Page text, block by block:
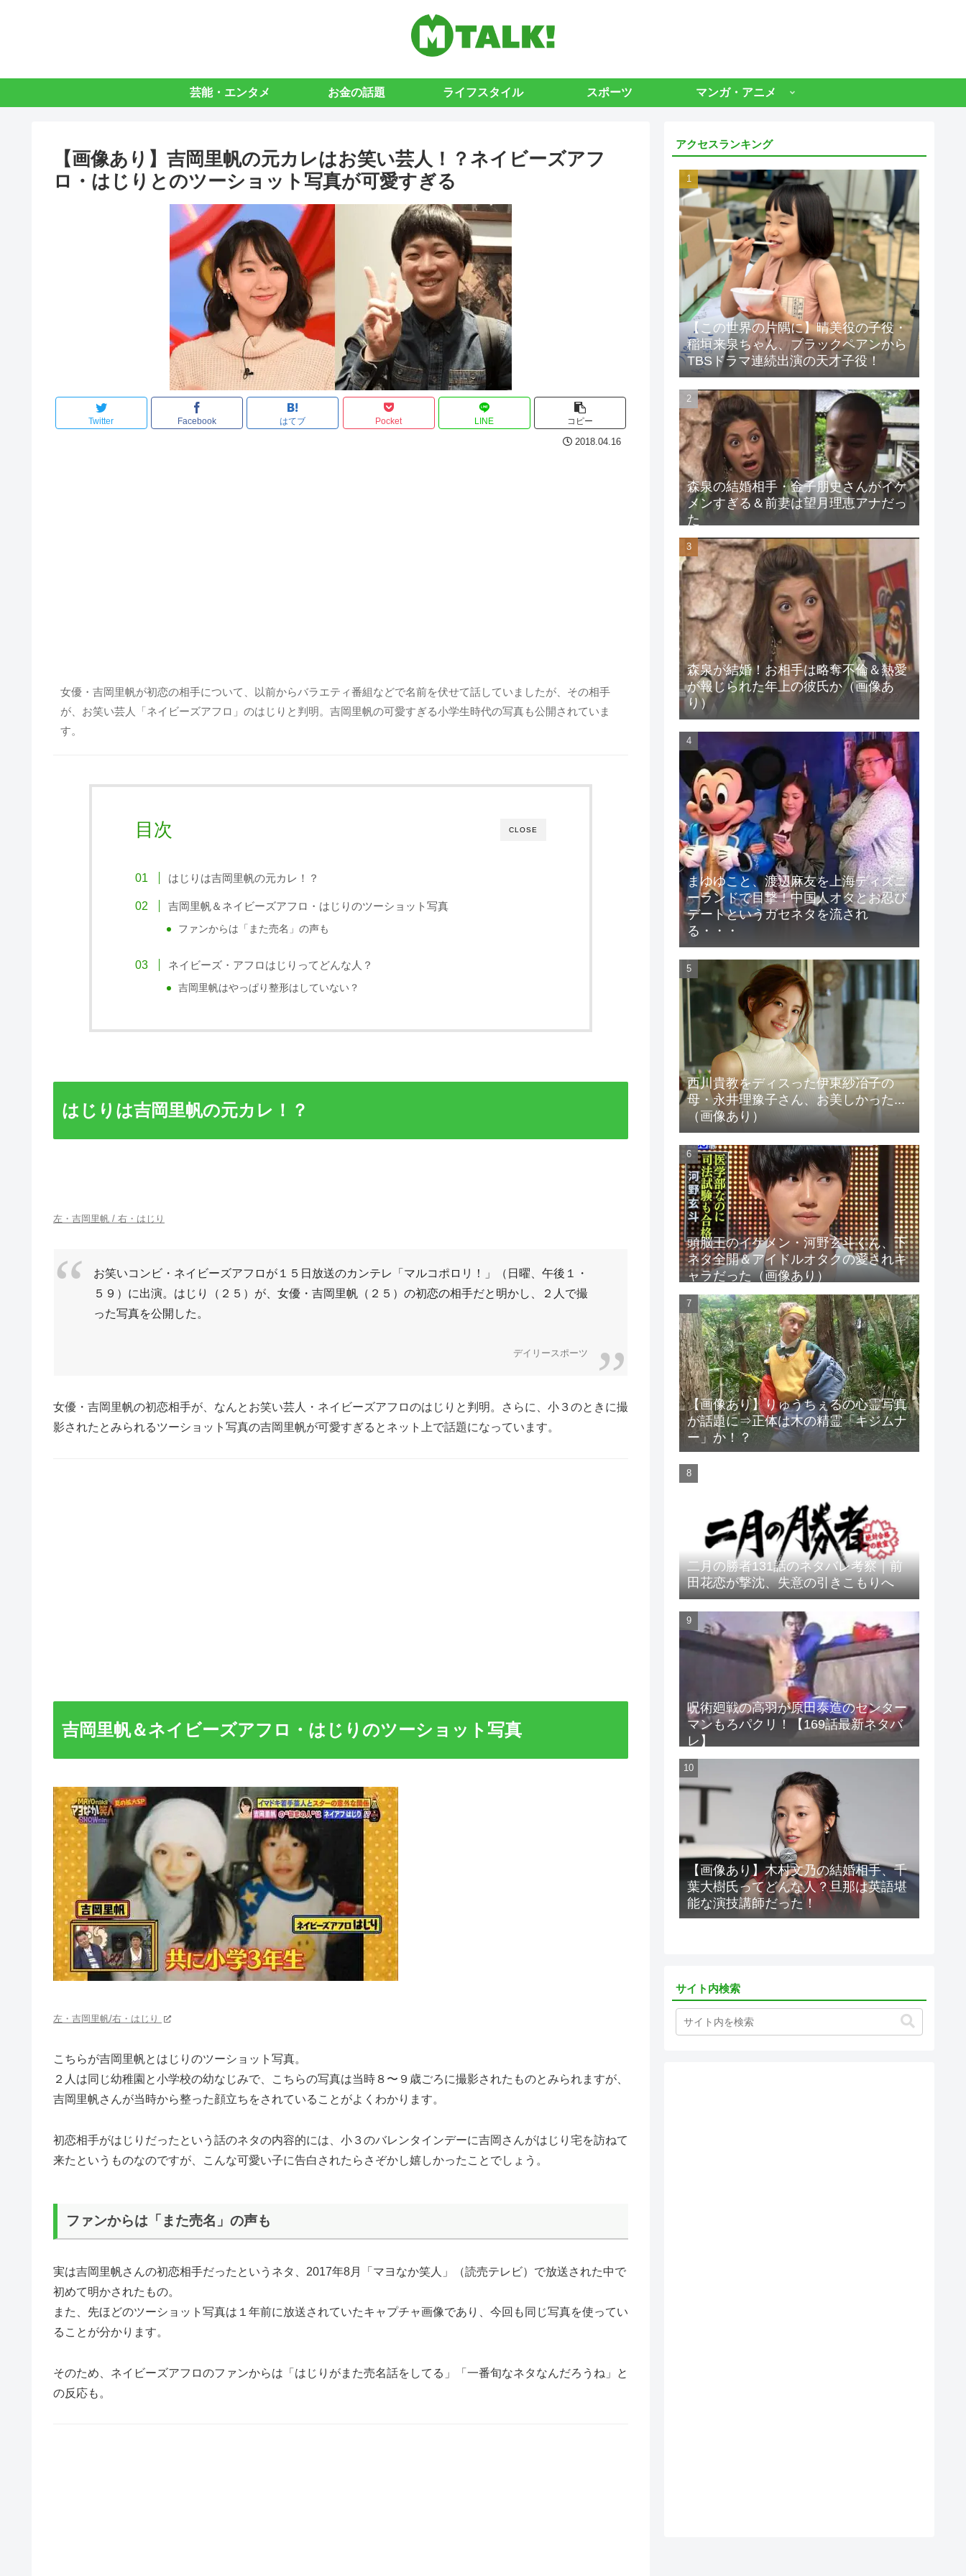
芸能・エンタメ お金の話題 ライフスタイル スポーツ マンガ・アニメ
【画像あり】吉岡里帆の元カレはお笑い芸人！？ネイビーズアフ
ロ・はじりとのツーショット写真が可愛すぎる
Twitter Facebook はてブ Pocket LINE コピー
2018.04.16
女優・吉岡里帆が初恋の相手について、以前からバラエティ番組などで名前を伏せて話していましたが、その相手
が、お笑い芸人「ネイビーズアフロ」のはじりと判明。吉岡里帆の可愛すぎる小学生時代の写真も公開されていま
す。
CLOSE
目次
はじりは吉岡里帆の元カレ！？
吉岡里帆＆ネイビーズアフロ・はじりのツーショット写真
ファンからは「また売名」の声も
ネイビーズ・アフロはじりってどんな人？
吉岡里帆はやっぱり整形はしていない？
はじりは吉岡里帆の元カレ！？
左・吉岡里帆 / 右・はじり
お笑いコンビ・ネイビーズアフロが１５日放送のカンテレ「マルコポロリ！」（日曜、午後１・
５９）に出演。はじり（２５）が、女優・吉岡里帆（２５）の初恋の相手だと明かし、２人で撮
った写真を公開した。
デイリースポーツ
女優・吉岡里帆の初恋相手が、なんとお笑い芸人・ネイビーズアフロのはじりと判明。さらに、小３のときに撮
影されたとみられるツーショット写真の吉岡里帆が可愛すぎるとネット上で話題になっています。
吉岡里帆＆ネイビーズアフロ・はじりのツーショット写真
左・吉岡里帆/右・はじり
こちらが吉岡里帆とはじりのツーショット写真。
２人は同じ幼稚園と小学校の幼なじみで、こちらの写真は当時８〜９歳ごろに撮影されたものとみられますが、
吉岡里帆さんが当時から整った顔立ちをされていることがよくわかります。
初恋相手がはじりだったという話のネタの内容的には、小３のバレンタインデーに吉岡さんがはじり宅を訪ねて
来たというものなのですが、こんな可愛い子に告白されたらさぞかし嬉しかったことでしょう。
ファンからは「また売名」の声も
実は吉岡里帆さんの初恋相手だったというネタ、2017年8月「マヨなか笑人」（読売テレビ）で放送された中で
初めて明かされたもの。
また、先ほどのツーショット写真は１年前に放送されていたキャプチャ画像であり、今回も同じ写真を使ってい
ることが分かります。
そのため、ネイビーズアフロのファンからは「はじりがまた売名話をしてる」「一番旬なネタなんだろうね」と
の反応も。
アクセスランキング
【この世界の片隅に】晴美役の子役・
稲垣来泉ちゃん、ブラックペアンから
TBSドラマ連続出演の天才子役！
森泉の結婚相手・金子朋史さんがイケ
メンすぎる＆前妻は望月理恵アナだっ
た
森泉が結婚！お相手は略奪不倫＆熱愛
が報じられた年上の彼氏か（画像あ
り）
まゆゆこと、渡辺麻友を上海ディズニ
ーランドで目撃！中国人オタとお忍び
デートというガセネタを流され
る・・・
西川貴教をディスった伊東紗冶子の
母・永井理豫子さん、お美しかった...
（画像あり）
頭脳王のイケメン・河野玄斗くん、下
ネタ全開＆アイドルオタクの愛されキ
ャラだった（画像あり）
【画像あり】りゅうちぇるの心霊写真
が話題に⇒正体は木の精霊「キジムナ
ー」か！？
二月の勝者131話のネタバレ考察｜前
田花恋が撃沈、失意の引きこもりへ
呪術廻戦の高羽が原田泰造のセンター
マンもろパクリ！【169話最新ネタバ
レ】
【画像あり】木村文乃の結婚相手、千
葉大樹氏ってどんな人？旦那は英語堪
能な演技講師だった！
サイト内検索